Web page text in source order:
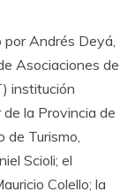
Andrés Deyá,
Asociaciones de
institución
la Provincia de
de Turismo,
Scioli; el
Colello; la